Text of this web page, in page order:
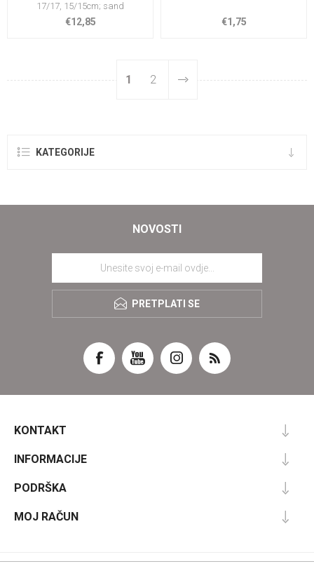
17/17, 15/15cm; sand
€12,85 €1,75
1 2
KATEGORIJE
NOVOSTI
PRETPLATI SE
KONTAKT
INFORMACIJE
PODRŠKA
MOJ RAČUN